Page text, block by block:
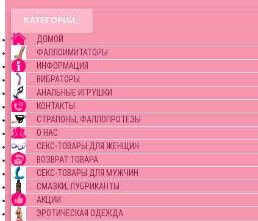
КАТЕГОРИИ
ДОМОЙ
ФАЛЛОИМИТАТОРЫ
ИНФОРМАЦИЯ
ВИБРАТОРЫ
АНАЛЬНЫЕ ИГРУШКИ
КОНТАКТЫ
СТРАПОНЫ, ФАЛЛОПРОТЕЗЫ
О НАС
СЕКС-ТОВАРЫ ДЛЯ ЖЕНЩИН
ВОЗВРАТ ТОВАРА
СЕКС-ТОВАРЫ ДЛЯ МУЖЧИН
СМАЗКИ, ЛУБРИКАНТЫ
АКЦИИ
ЭРОТИЧЕСКАЯ ОДЕЖДА